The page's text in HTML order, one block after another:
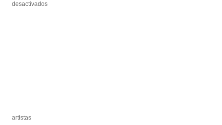
desactivadosen
desactivadosen
artistas
artistas